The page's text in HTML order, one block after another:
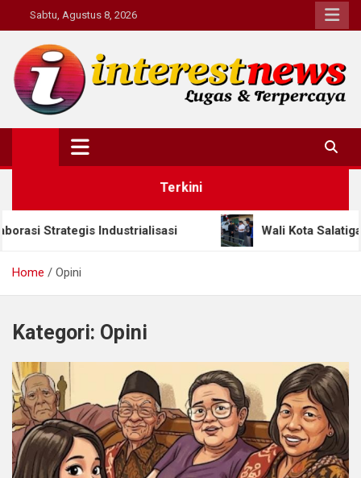
to
content
Sabtu, Agustus 8, 2026
Interestnews.or.id
Terkini
Strategis Industrialisasi Wali Kota Salatiga
Home Opini
Kategori: Opini